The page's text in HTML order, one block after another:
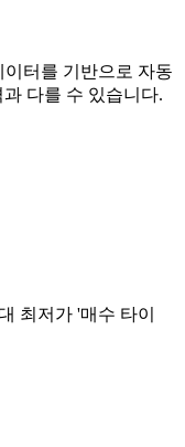
터를 기반으로 자동
다를 수 있습니다.
최저가 '매수 타이